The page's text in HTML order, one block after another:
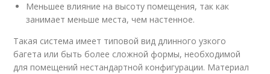
Меньшее влияние на высоту помещения, так как
занимает меньше места, чем настенное.
Такая система имеет типовой вид длинного узкого
багета или быть более сложной формы, необходимой
для помещений нестандартной конфигурации. Материал